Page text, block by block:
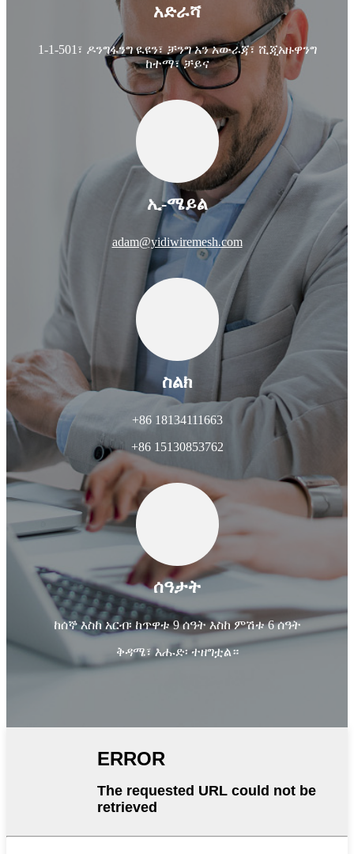
አድራሻ
1-1-501፣ ዶንግፋንግ ዪዩን፣ ቻንግ አን አውራጃ፣ ሺጂአዙዋንግ
ከተማ፣ ቻይና
ኢ-ሜይል
adam@yidiwiremesh.com
ስልክ
+86 18134111663
+86 15130853762
ሰዓታት
ከሰኞ እስከ አርብ፡ ከጥዋቱ 9 ሰዓት እስከ ምሽቱ 6 ሰዓት
ቅዳሜ፣ እሑድ፡ ተዘግቷል።